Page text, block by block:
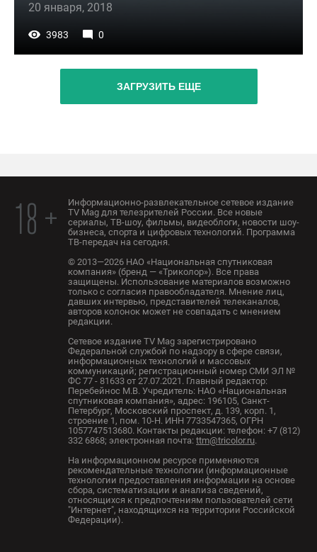
20 января, 2018
3983 0
ЗАГРУЗИТЬ ЕЩЕ
18 +
Информационно-развлекательное сетевое издание
TV Mag для телезрителей России. Все новые
сериалы, ТВ-шоу, фильмы, видеоблоги, новости шоу-
бизнеса, спорта и цифровых технологий. Программа
ТВ-передач на сегодня.
© 2013—2026 НАО «Национальная спутниковая
компания» (бренд — «Триколор»). Все права
защищены. Использование материалов возможно
только с согласия правообладателя. Мнение лиц,
давших интервью, представителей телеканалов,
авторов колонок может не совпадать с мнением
редакции.
Сетевое издание TV Mag зарегистрировано
Федеральной службой по надзору в сфере связи,
информационных технологий и массовых
коммуникаций; регистрационный номер СМИ ЭЛ №
ФС 77 - 81633 от 27.07.2021. Главный редактор:
Перебейнос М.В. Учредитель: НАО «Национальная
спутниковая компания», адрес: 196105, Санкт-
Петербург, Московский проспект, д. 139, корп. 1,
строение 1, пом. 10-Н. ИНН 7733547365, ОГРН
1057747513680. Контакты редакции: телефон: +7 (812)
332 6868; электронная почта: ttm@tricolor.ru.
На информационном ресурсе применяются
рекомендательные технологии (информационные
технологии предоставления информации на основе
сбора, систематизации и анализа сведений,
относящихся к предпочтениям пользователей сети
"Интернет", находящихся на территории Российской
Федерации).